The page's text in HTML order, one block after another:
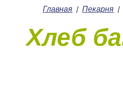
Главная / Пекарня /
Хлеб